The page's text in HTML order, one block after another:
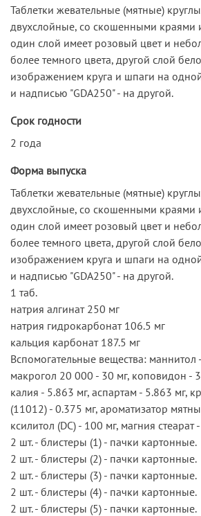
Таблетки жевательные (мятные)
двухслойные, со скошенными краями
один слой имеет розовый цвет и
более темного цвета, другой слой
изображением круга и шпаги на
и надписью "GDA250" - на другой.
Срок годности
2 года
Форма выпуска
Таблетки жевательные (мятные)
двухслойные, со скошенными краями
один слой имеет розовый цвет и
более темного цвета, другой слой
изображением круга и шпаги на
и надписью "GDA250" - на другой.
1 таб.
натрия алгинат 250 мг
натрия гидрокарбонат 106.5 мг
кальция карбонат 187.5 мг
Вспомогательные вещества: маннитол
макрогол 20 000 - 30 мг, коповидон -
калия - 5.863 мг, аспартам - 5.863 мг,
(11012) - 0.375 мг, ароматизатор
ксилитол (DC) - 100 мг, магния стеарат
2 шт. - блистеры (1) - пачки картонные.
2 шт. - блистеры (2) - пачки картонные.
2 шт. - блистеры (3) - пачки картонные.
2 шт. - блистеры (4) - пачки картонные.
2 шт. - блистеры (5) - пачки картонные.